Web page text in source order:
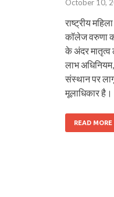
October 10,
राष्ट्रीय
कॉलेज वरुणा
के अंदर मातृत्व
लाभ
संस्थान पर
मूलाधिकार है।
READ MORE